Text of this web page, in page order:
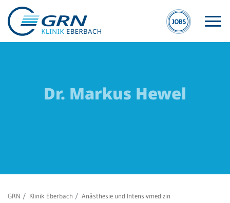
Medizinische
Dr. Markus Hewel
GRN Klinik Eberbach
Anästhesie und Intensivmedizin